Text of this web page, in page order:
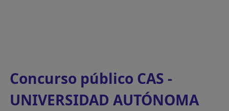
Concurso público CAS -
UNIVERSIDAD AUTÓNOMA